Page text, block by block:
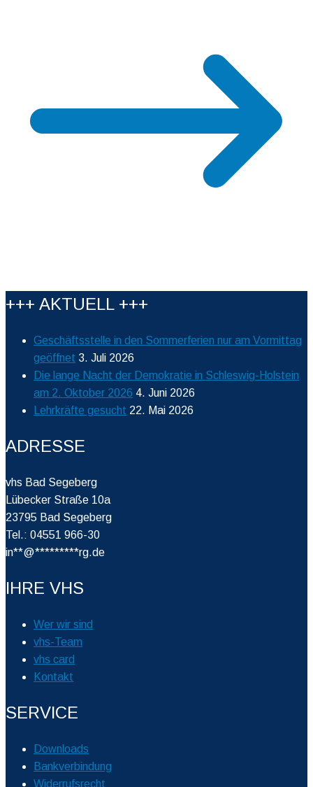
+++ AKTUELL +++
Geschäftsstelle in den Sommerferien nur am Vormittag
geöffnet 3. Juli 2026
Die lange Nacht der Demokratie in Schleswig-Holstein
am 2. Oktober 2026 4. Juni 2026
Lehrkräfte gesucht 22. Mai 2026
ADRESSE
vhs Bad Segeberg
Lübecker Straße 10a
23795 Bad Segeberg
Tel.: 04551 966-30
in**@*********rg.de
IHRE VHS
Wer wir sind
vhs-Team
vhs card
Kontakt
SERVICE
Downloads
Bankverbindung
Widerrufsrecht